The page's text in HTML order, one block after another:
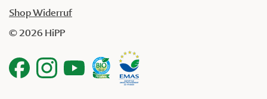
Shop Widerruf
© 2026 HiPP